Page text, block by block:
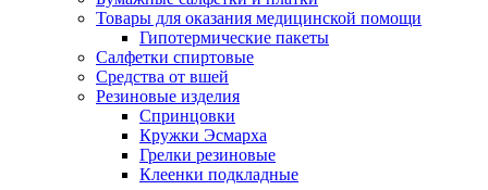
Товары для оказания медицинской помощи
Гипотермические пакеты
Салфетки спиртовые
Средства от вшей
Резиновые изделия
Спринцовки
Кружки Эсмарха
Грелки резиновые
Клеенки подкладные